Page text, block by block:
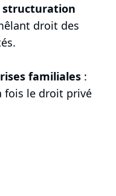
structuration
droit des
familiales :
fois le droit privé